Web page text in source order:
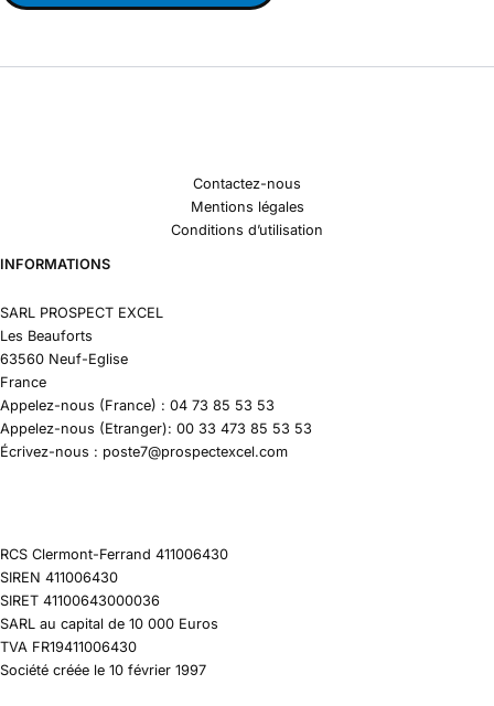
Contactez-nous
Mentions légales
Conditions d’utilisation
INFORMATIONS
SARL PROSPECT EXCEL
Les Beauforts
63560 Neuf-Eglise
France
Appelez-nous (France) : 04 73 85 53 53
Appelez-nous (Etranger): 00 33 473 85 53 53
Écrivez-nous : poste7@prospectexcel.com
RCS Clermont-Ferrand 411006430
SIREN 411006430
SIRET 41100643000036
SARL au capital de 10 000 Euros
TVA FR19411006430
Société créée le 10 février 1997